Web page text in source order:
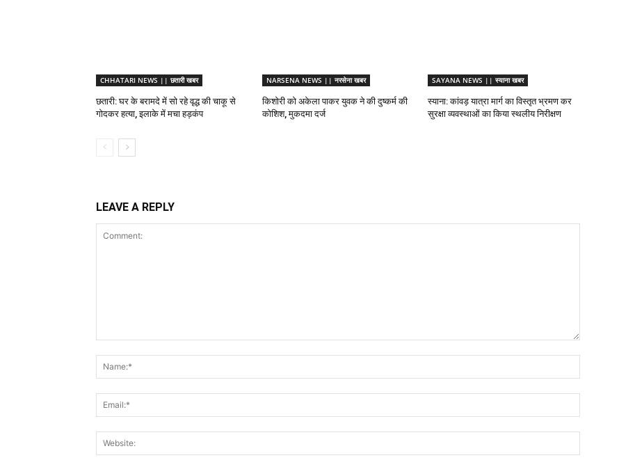
CHHATARI NEWS || छतारी खबर
छतारी: घर के बरामदे में सो रहे वृद्ध की चाकू से
गोदकर हत्या, इलाके में मचा हड़कंप
NARSENA NEWS || नरसेना खबर
किशोरी को अकेला पाकर युवक ने की दुष्कर्म की
कोशिश, मुकदमा दर्ज
SAYANA NEWS || स्याना खबर
स्याना: कांवड़ यात्रा मार्ग का विस्तृत भ्रमण कर
सुरक्षा व्यवस्थाओं का किया स्थलीय निरीक्षण
LEAVE A REPLY